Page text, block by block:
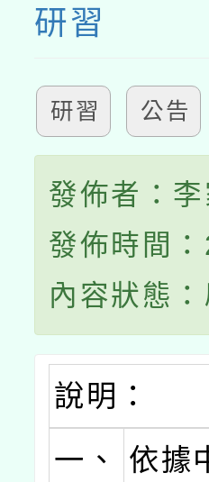
研習
研習 公告
發佈者：李
發佈時間
內容狀態
說明：
一、
依據